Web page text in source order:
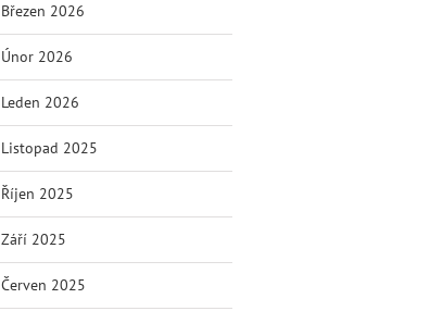
Březen 2026
Únor 2026
Leden 2026
Listopad 2025
Říjen 2025
Září 2025
Červen 2025